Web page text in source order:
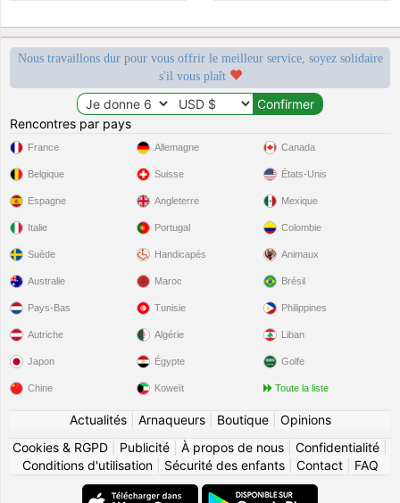
Nous travaillons dur pour vous offrir le meilleur service, soyez solidaire
s'il vous plaît
Rencontres par pays
France
Belgique
Espagne
Italie
Suède
Allemagne
Suisse
Angleterre
Portugal
Handicapés
Canada
États-Unis
Mexique
Colombie
Animaux
Australie
Pays-Bas
Autriche
Japon
Chine
Maroc
Tunisie
Algérie
Égypte
Koweït
Brésil
Philippines
Liban
Golfe
Toute la liste
Actualités| Arnaqueurs| Boutique| Opinions
Cookies & RGPD
Publicité À propos de nous Confidentialité
Conditions d'utilisation| Sécurité des enfants| Contact| FAQ